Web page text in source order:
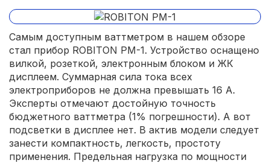
Самым доступным ваттметром в нашем обзоре
стал прибор ROBITON PM-1. Устройство оснащено
вилкой, розеткой, электронным блоком и ЖК
дисплеем. Суммарная сила тока всех
электроприборов не должна превышать 16 А.
Эксперты отмечают достойную точность
бюджетного ваттметра (1% погрешности). А вот
подсветки в дисплее нет. В актив модели следует
занести компактность, легкость, простоту
применения. Предельная нагрузка по мощности